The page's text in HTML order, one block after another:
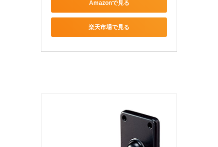
Amazonで見る
楽天市場で見る